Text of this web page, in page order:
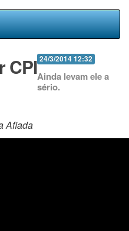
24/3/2014 12:32
CPIAinda levam ele a
sério.
Afiada